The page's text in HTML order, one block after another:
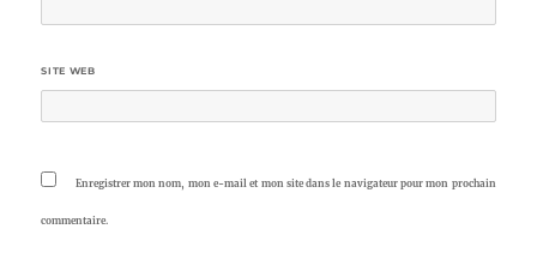
SITE WEB
Enregistrer mon nom, mon e-mail et mon site dans le navigateur pour mon prochain
commentaire.